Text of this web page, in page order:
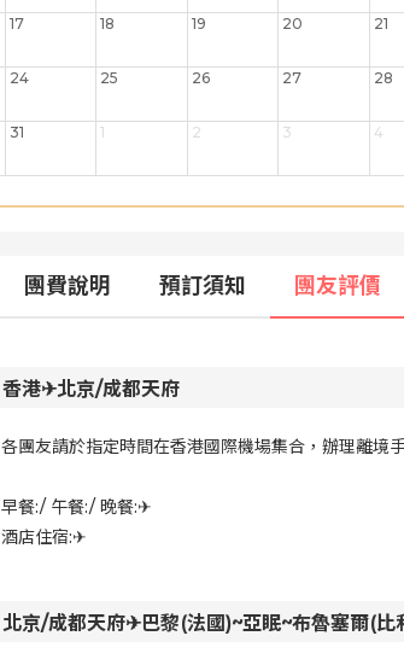
17 18 19 20 21
24 25 26 27 28
31 1 2 3 4
團費說明 預訂須知 團友評價
香港✈北京/成都天府
各團友請於指定時間在香港國際機場集合，辦理離境
早餐:/ 午餐:/ 晚餐:✈
酒店住宿:✈
北京/成都天府✈巴黎(法國)~亞眠~布魯塞爾(比